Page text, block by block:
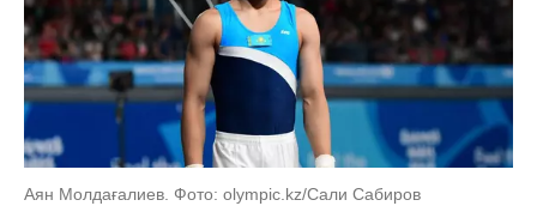
Аян Молдағалиев. Фото: olympic.kz/Сали Сабиров